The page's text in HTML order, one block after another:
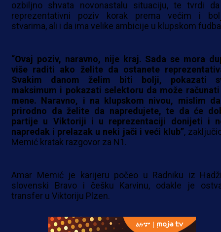
ozbiljno shvata novonastalu situaciju, te tvrdi
reprezentativni poziv korak prema većim i
stvarima, ali i da ima velike ambicije u klupskom
“Ovaj poziv, naravno, nije kraj. Sada se mora
više raditi ako želite da ostanete
Svakim danom želim biti bolji, pokazati
maksimum i pokazati selektoru da može računati
mene. Naravno, i na klupskom nivou, mislim
prirodno da želite da napredujete, te da će
partije u Viktoriji i u reprezentaciji donijeti i
napredak i prelazak u neki jači i veći klub”,
Memić kratak razgovor za N1.
Amar Memić je karijeru počeo u Radniku iz
slovenski Bravo i češku Karvinu, odakle je
transfer u Viktoriju Plzen.